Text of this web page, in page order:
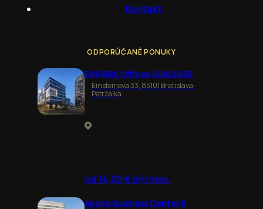
Kontakt
ODPORÚČANÉ PONUKY
EINPARK Offices SUBLEASE
Einsteinova 33, 85101 Bratislava-
Petržalka
od 14,00 € m²/mes.
Apollo Business Center II